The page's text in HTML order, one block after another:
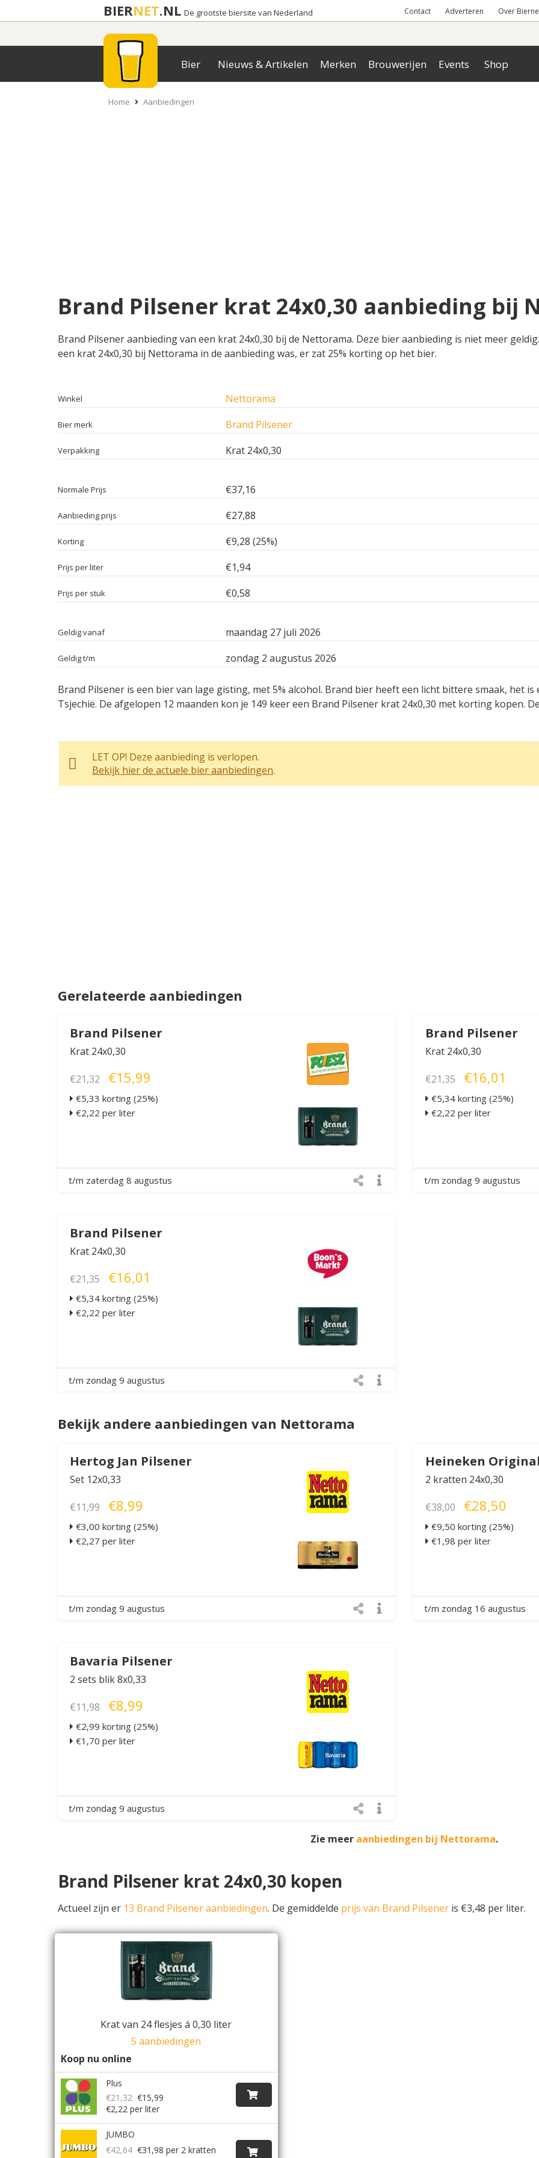
BIERNET.NL De grootste biersite van Nederland Contact Adverteren Over
Bier Nieuws & Artikelen Merken Brouwerijen Events Shop
Home Aanbiedingen
Brand Pilsener krat 24x0,30 aanbieding bij
Brand Pilsener aanbieding van een krat 24x0,30 bij de Nettorama. Deze bier aanbieding is niet meer
een krat 24x0,30 bij Nettorama in de aanbieding was, er zat 25% korting op het bier.
Winkel Nettorama
Bier merk Brand Pilsener
Verpakking Krat 24x0,30
Normale Prijs €37,16
Aanbieding prijs €27,88
Korting €9,28 (25%)
Prijs per liter €1,94
Prijs per stuk €0,58
Geldig vanaf maandag 27 juli 2026
Geldig t/m zondag 2 augustus 2026
Brand Pilsener is een bier van lage gisting, met 5% alcohol. Brand bier heeft een licht bittere smaak, het
Tsjechië. De afgelopen 12 maanden kon je 149 keer een Brand Pilsener krat 24x0,30 met korting kopen.
LET OP! Deze aanbieding is verlopen.
Bekijk hier de actuele bier aanbiedingen.
Gerelateerde aanbiedingen
Brand Pilsener
Krat 24x0,30
€21,32 €15,99
€5,33 korting (25%)
€2,22 per liter
t/m zaterdag 8 augustus
Brand Pilsener
Krat 24x0,30
€21,35 €16,01
€5,34 korting (25%)
€2,22 per liter
t/m zondag 9 augustus
Brand Pilsener
Krat 24x0,30
€21,35 €16,01
€5,34 korting (25%)
€2,22 per liter
t/m zondag 9 augustus
Bekijk andere aanbiedingen van Nettorama
Hertog Jan Pilsener
Set 12x0,33
€11,99 €8,99
€3,00 korting (25%)
€2,27 per liter
t/m zondag 9 augustus
Heineken
2 kratten 24x0,30
€38,00 €28,50
€9,50 korting (25%)
€1,98 per liter
t/m zondag 16 augustus
Bavaria Pilsener
2 sets blik 8x0,33
€11,98 €8,99
€2,99 korting (25%)
€1,70 per liter
t/m zondag 9 augustus
Zie meer aanbiedingen bij Nettorama.
Brand Pilsener krat 24x0,30 kopen
Actueel zijn er 13 Brand Pilsener aanbiedingen. De gemiddelde prijs van Brand Pilsener is €3,48 per liter.
Krat van 24 flesjes á 0,30 liter
5 aanbiedingen
Koop nu online
Plus
€21,32 €15,99
€2,22 per liter
JUMBO
€42,64 €31,98 per 2 kratten